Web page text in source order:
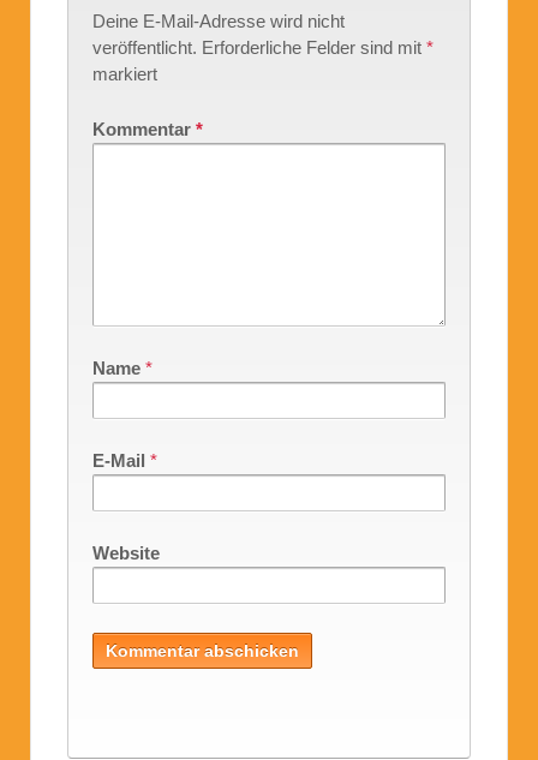
Deine E-Mail-Adresse wird nicht
veröffentlicht. Erforderliche Felder sind mit *
markiert
Kommentar *
Name *
E-Mail *
Website